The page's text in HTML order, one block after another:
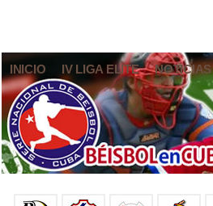
INICIO IV LIGA ELITE NOTICIAS